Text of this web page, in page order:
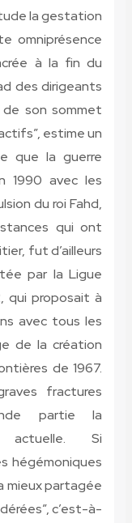
la gestation
omniprésence
à la fin du
des dirigeants
son sommet
estime un
que la guerre
1990 avec les
du roi Fahd,
qui ont
fut d’ailleurs
par la Ligue
qui proposait à
avec tous les
de la création
de 1967.
fractures
partie la
actuelle. Si
hégémoniques
mieux partagée
c’est-à-